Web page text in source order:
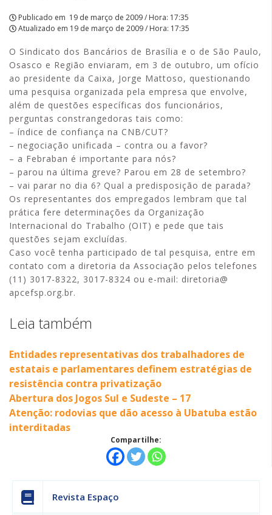
Publicado em 19 de março de 2009 / Hora: 17:35
Atualizado em 19 de março de 2009 / Hora: 17:35
O Sindicato dos Bancários de Brasília e o de São Paulo,
Osasco e Região enviaram, em 3 de outubro, um ofício
ao presidente da Caixa, Jorge Mattoso, questionando
uma pesquisa organizada pela empresa que envolve,
além de questões específicas dos funcionários,
perguntas constrangedoras tais como:
– índice de confiança na CNB/CUT?
– negociação unificada – contra ou a favor?
– a Febraban é importante para nós?
– parou na última greve? Parou em 28 de setembro?
– vai parar no dia 6? Qual a predisposição de parada?
Os representantes dos empregados lembram que tal
prática fere determinações da Organização
Internacional do Trabalho (OIT) e pede que tais
questões sejam excluídas.
Caso você tenha participado de tal pesquisa, entre em
contato com a diretoria da Associação pelos telefones
(11) 3017-8322, 3017-8324 ou e-mail: diretoria@
apcefsp.org.br.
Leia também
Entidades representativas dos trabalhadores de
estatais e parlamentares definem estratégias de
resistência contra privatização
Abertura dos Jogos Sul e Sudeste – 17
Atenção: rodovias que dão acesso à Ubatuba estão
interditadas
Compartilhe:
Revista Espaço